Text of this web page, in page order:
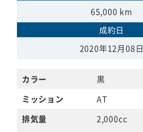
65,000 km
成約日
2020年12月08日
カラー
黒
ミッション
AT
排気量
2,000cc